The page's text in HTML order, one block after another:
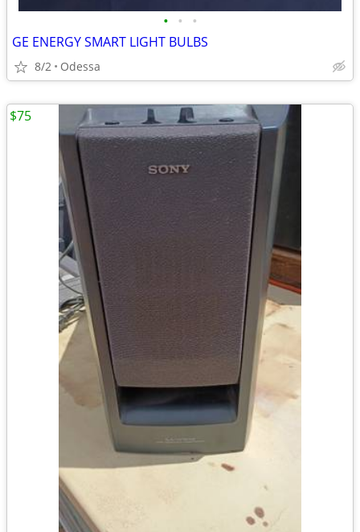
• • •
GE ENERGY SMART LIGHT BULBS
8/2 Odessa
$75